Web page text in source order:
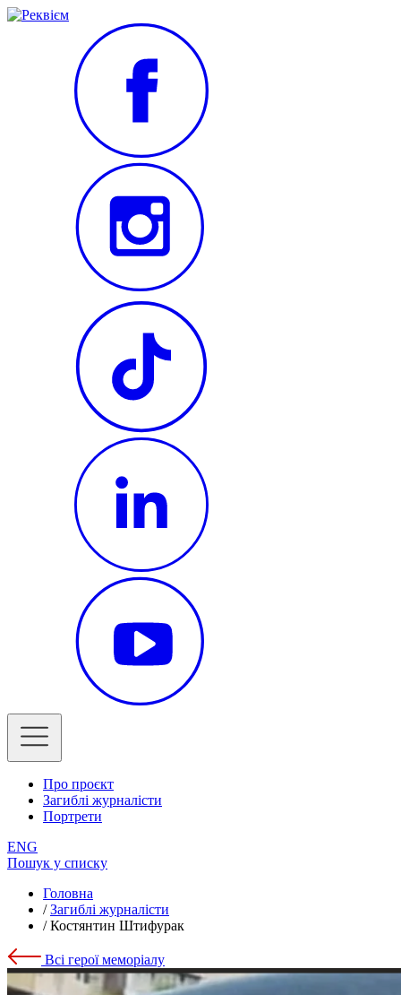
Про проєкт
Загиблі журналісти
Портрети
ENG
Пошук у списку
Головна
/Загиблі журналісти
/Костянтин Штифурак
Всі герої меморіалу